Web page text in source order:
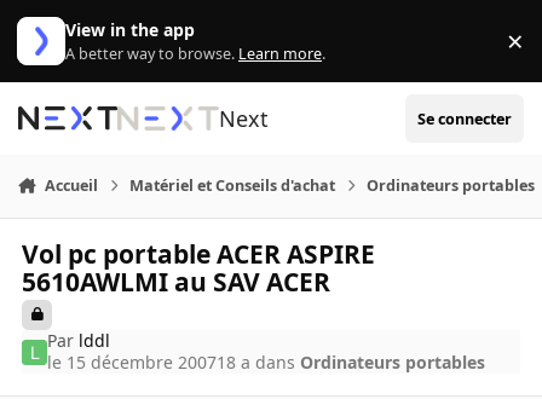
Aller au contenu
View in the app
A better way to browse. Learn more. ×
Next Se connecter
Accueil Matériel et Conseils d'achat Ordinateurs portables
Vol pc portable ACER ASPIRE
5610AWLMI au SAV ACER
Par lddl
le 15 décembre 200718 a dans Ordinateurs portables